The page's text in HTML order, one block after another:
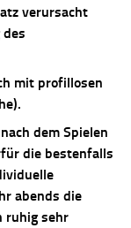
verursacht
mit profillosen
dem Spielen
die bestenfalls
abends die
ruhig sehr